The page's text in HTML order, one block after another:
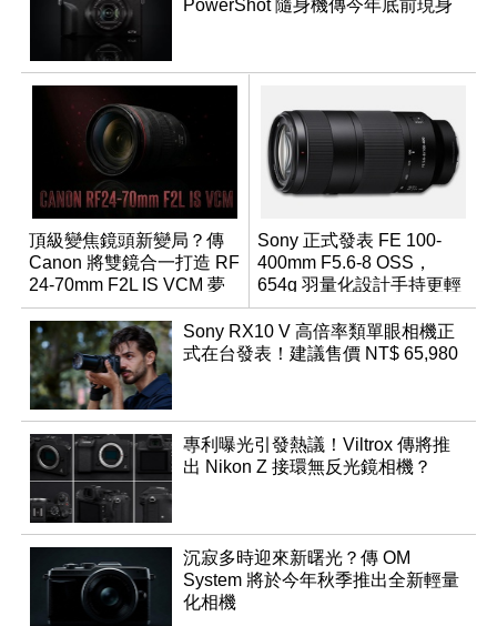
PowerShot 隨身機傳今年底前現身
頂級變焦鏡頭新變局？傳
Canon 將雙鏡合一打造 RF
24-70mm F2L IS VCM 夢
幻規格
Sony 正式發表 FE 100-
400mm F5.6-8 OSS，
654g 羽量化設計手持更輕
鬆
Sony RX10 V 高倍率類單眼相機正
式在台發表！建議售價 NT$ 65,980
專利曝光引發熱議！Viltrox 傳將推
出 Nikon Z 接環無反光鏡相機？
沉寂多時迎來新曙光？傳 OM
System 將於今年秋季推出全新輕量
化相機